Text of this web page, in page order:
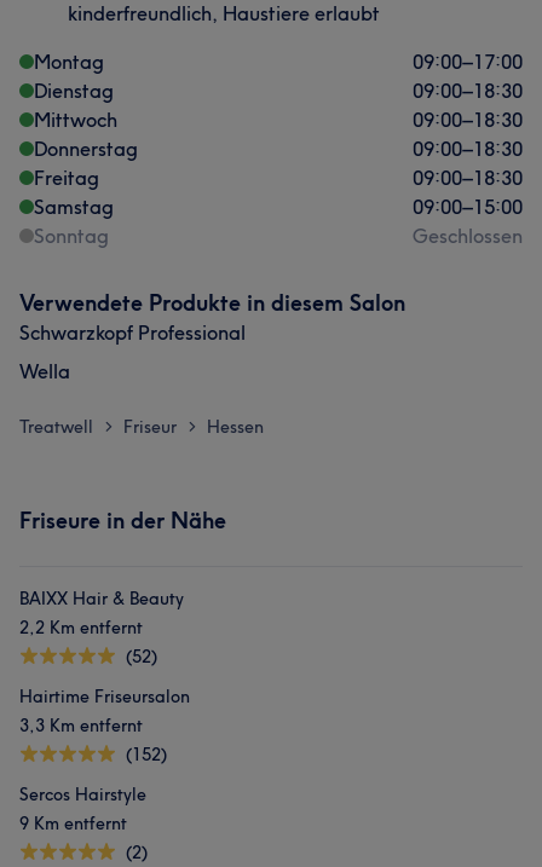
kinderfreundlich, Haustiere erlaubt
Montag
09:00–17:00
Dienstag
09:00–18:30
Mittwoch
09:00–18:30
Donnerstag
09:00–18:30
Freitag
09:00–18:30
Samstag
09:00–15:00
Sonntag
Geschlossen
Verwendete Produkte in diesem Salon
Schwarzkopf Professional
Wella
Treatwell > Friseur > Hessen
Friseure in der Nähe
BAIXX Hair & Beauty
2,2 Km entfernt
(52)
Hairtime Friseursalon
3,3 Km entfernt
(152)
Sercos Hairstyle
9 Km entfernt
(2)